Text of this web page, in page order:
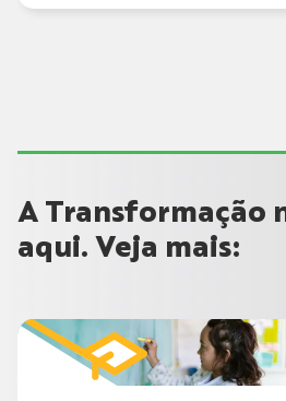
A Transformação
aqui. Veja mais: